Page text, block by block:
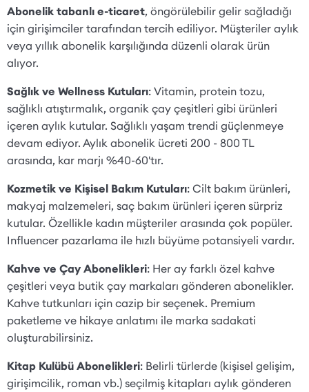
Abonelik tabanlı e-ticaret, öngörülebilir gelir sağladığı
için girişimciler tarafından tercih ediliyor. Müşteriler aylık
veya yıllık abonelik karşılığında düzenli olarak ürün
alıyor.
Sağlık ve Wellness Kutuları: Vitamin, protein tozu,
sağlıklı atıştırmalık, organik çay çeşitleri gibi ürünleri
içeren aylık kutular. Sağlıklı yaşam trendi güçlenmeye
devam ediyor. Aylık abonelik ücreti 200 - 800 TL
arasında, kar marjı %40-60'tır.
Kozmetik ve Kişisel Bakım Kutuları: Cilt bakım ürünleri,
makyaj malzemeleri, saç bakım ürünleri içeren sürpriz
kutular. Özellikle kadın müşteriler arasında çok popüler.
Influencer pazarlama ile hızlı büyüme potansiyeli vardır.
Kahve ve Çay Abonelikleri: Her ay farklı özel kahve
çeşitleri veya butik çay markaları gönderen abonelikler.
Kahve tutkunları için cazip bir seçenek. Premium
paketleme ve hikaye anlatımı ile marka sadakati
oluşturabilirsiniz.
Kitap Kulübü Abonelikleri: Belirli türlerde (kişisel gelişim,
girişimcilik, roman vb.) seçilmiş kitapları aylık gönderen